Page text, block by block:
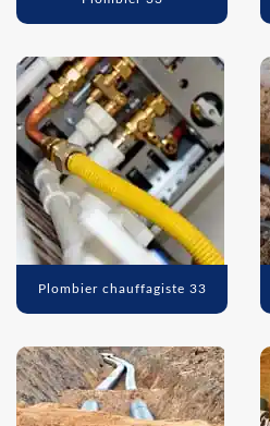
Plombier chauffagiste 33